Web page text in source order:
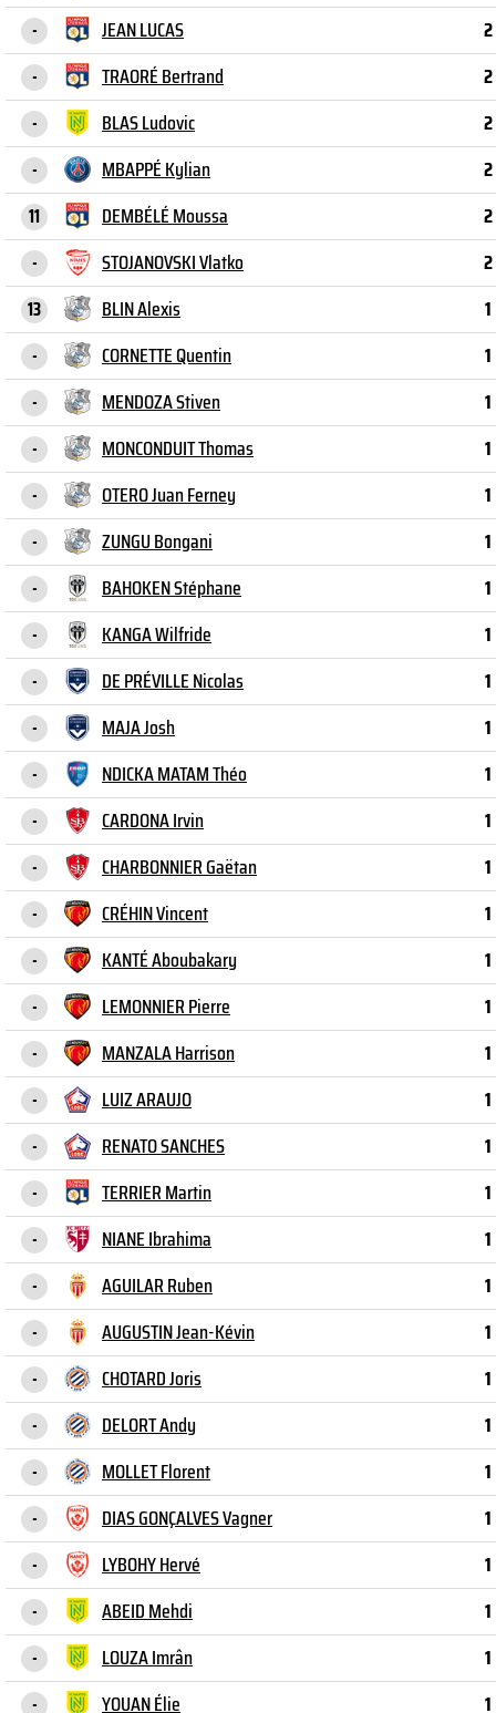
- JEAN LUCAS
- TRAORÉ Bertrand
- BLAS Ludovic
- MBAPPÉ Kylian
11 DEMBÉLÉ Moussa
- STOJANOVSKI Vlatko
13 BLIN Alexis
- CORNETTE Quentin
- MENDOZA Stiven
- MONCONDUIT Thomas
- OTERO Juan Ferney
- ZUNGU Bongani
- BAHOKEN Stéphane
- KANGA Wilfride
- DE PRÉVILLE Nicolas
- MAJA Josh
- NDICKA MATAM Théo
- CARDONA Irvin
- CHARBONNIER Gaëtan
- CRÉHIN Vincent
- KANTÉ Aboubakary
- LEMONNIER Pierre
- MANZALA Harrison
- LUIZ ARAUJO
- RENATO SANCHES
- TERRIER Martin
- NIANE Ibrahima
- AGUILAR Ruben
- AUGUSTIN Jean-Kévin
- CHOTARD Joris
- DELORT Andy
- MOLLET Florent
- DIAS GONÇALVES Vagner
- LYBOHY Hervé
- ABEID Mehdi
- LOUZA Imrân
- YOUAN Élie
2
2
2
2
2
2
1
1
1
1
1
1
1
1
1
1
1
1
1
1
1
1
1
1
1
1
1
1
1
1
1
1
1
1
1
1
1